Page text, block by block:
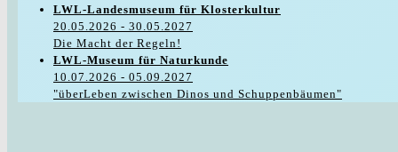
LWL-Landesmuseum für Klosterkultur
20.05.2026 - 30.05.2027
Die Macht der Regeln!
LWL-Museum für Naturkunde
10.07.2026 - 05.09.2027
"überLeben zwischen Dinos und Schuppenbäumen"